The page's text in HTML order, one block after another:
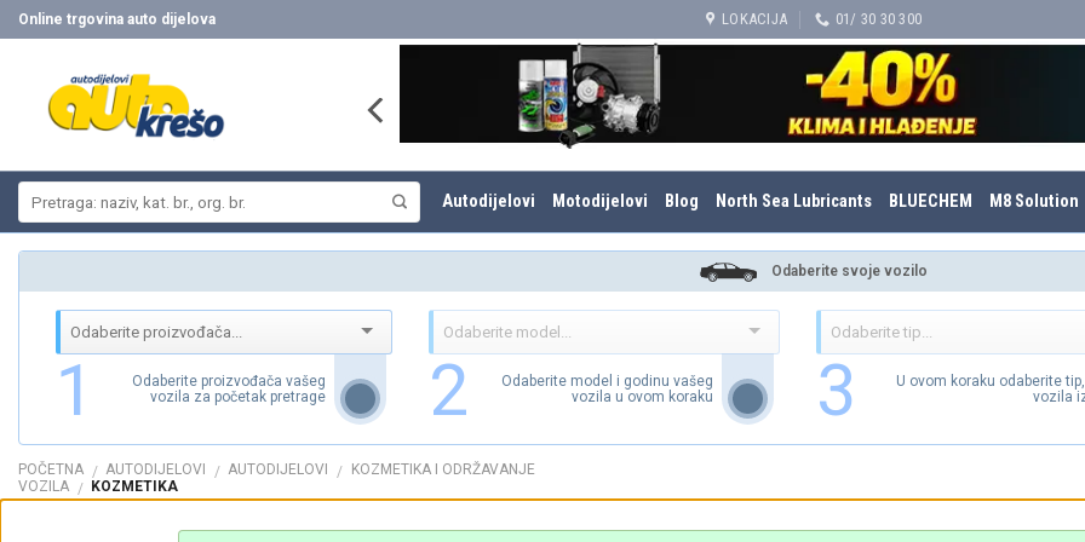
Skip
to
Online trgovina auto dijelova LOKACIJA 01/ 30 30 300
Autodijelovi Motodijelovi Blog North Sea Lubricants BLUECHEM M8 Solution
Odaberite svoje vozilo
1
Odaberite proizvođača vašeg
vozila za početak pretrage
2
Odaberite model i godinu vašeg
vozila u ovom koraku
3
U ovom koraku odaberite
vozila
POČETNA / AUTODIJELOVI / AUTODIJELOVI /
KOZMETIKA I ODRŽAVANJE
VOZILA / KOZMETIKA